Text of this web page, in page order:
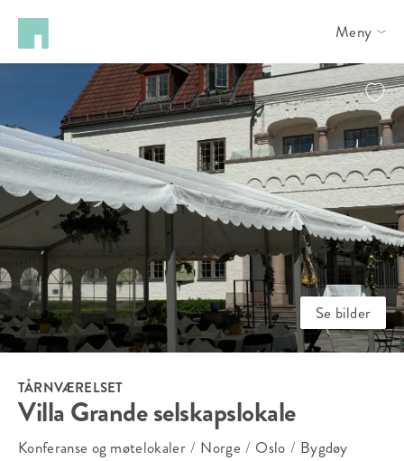
Meny
Se bilder
TÅRNVÆRELSET
Villa Grande selskapslokale
Konferanse og møtelokaler / Norge / Oslo / Bygdøy